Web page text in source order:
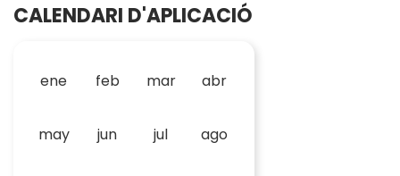
CALENDARI D'APLICACIÓ
ene feb mar abr
may jun jul ago